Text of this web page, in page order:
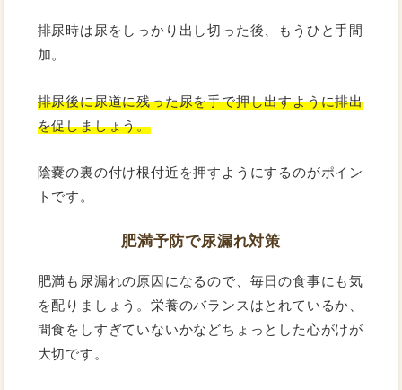
排尿時は尿をしっかり出し切った後、もうひと手間
加。
排尿後に尿道に残った尿を手で押し出すように排出
を促しましょう。
陰嚢の裏の付け根付近を押すようにするのがポイン
トです。
肥満予防で尿漏れ対策
肥満も尿漏れの原因になるので、毎日の食事にも気
を配りましょう。栄養のバランスはとれているか、
間食をしすぎていないかなどちょっとした心がけが
大切です。